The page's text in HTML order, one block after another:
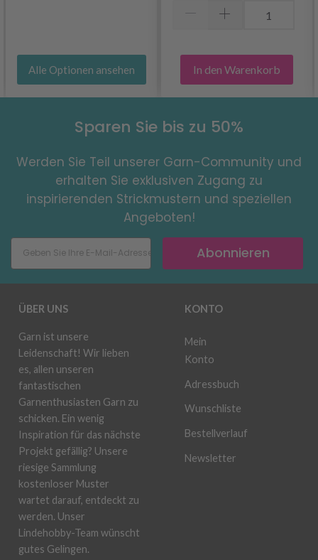
Alle Optionen ansehen In den Warenkorb
Sparen Sie bis zu 50%
Werden Sie Teil unserer Garn-Community und
erhalten Sie exklusiven Zugang zu
inspirierenden Strickmustern und speziellen
Angeboten!
Abonnieren
ÜBER UNS
Garn ist unsere
Leidenschaft! Wir lieben
es, allen unseren
fantastischen
Garnenthusiasten Garn zu
schicken. Ein wenig
Inspiration für das nächste
Projekt gefällig? Unsere
riesige Sammlung
kostenloser Muster
wartet darauf, entdeckt zu
werden. Unser
Lindehobby-Team wünscht
gutes Gelingen.
KONTO
Mein
Konto
Adressbuch
Wunschliste
Bestellverlauf
Newsletter